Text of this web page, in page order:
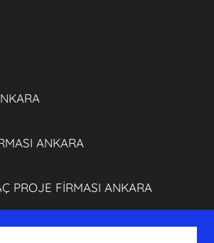
ANKARA
PROJE FİRMASI ANKARA